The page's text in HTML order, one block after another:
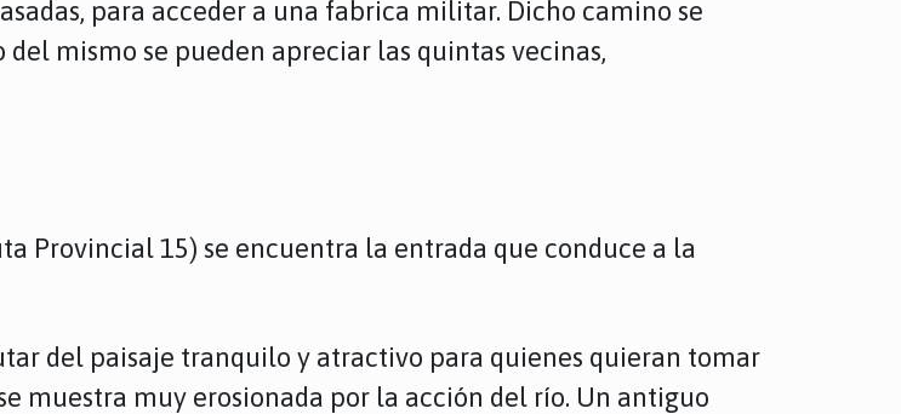
para acceder a una fabrica militar. Dicho camino se
mismo se pueden apreciar las quintas vecinas,
Provincial 15) se encuentra la entrada que conduce a la
del paisaje tranquilo y atractivo para quienes quieran tomar
muestra muy erosionada por la acción del río. Un antiguo